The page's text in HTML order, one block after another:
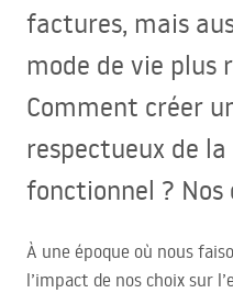
factures, mais
mode de vie plus
Comment créer
respectueux de
fonctionnel ? Nos
À une époque où nous
l’impact de nos choix sur